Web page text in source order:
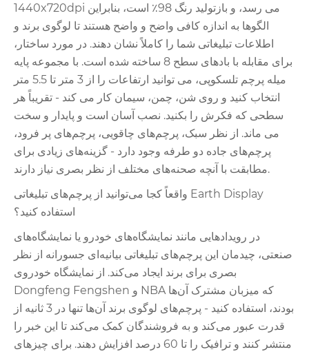
1440x720dpi می رسد، و بازتولید رنگ 98٪ است، بنابراین
الگوها به اندازه کافی واضح و واضح هستند تا لوگوی برند و
اطلاعات تبلیغاتی شما را کاملاً نشان دهند. در مورد ساختار،
برای مقابله با بادهای سطح 8 ساخته شده است. با مجموعه پایه
میله پرچم تلسکوپی، می توانید ارتفاعات را از 3 متر تا 5.5 متر
انتخاب کنید و روی شن، چمن، سیمان کار می کند - تقریباً هر
سطحی که فکرش را بکنید. نصب آسان است و پایدار و سخت
می ماند. از نظر سبک، پرچم‌های چاقویی، پرچم‌های پر فرود،
پرچم‌های جاده دو طرفه وجود دارد - گزینه‌های زیادی برای
مطابقت با آنچه صحنه‌های مختلف از نظر بصری نیاز دارند.
واقعاً کجا می‌توانید از پرچم‌های تبلیغاتی Earth Display
استفاده کنید؟
در رویدادهایی مانند نمایشگاه‌های خودرو یا نمایشگاه‌های
صنعتی، چیدمان این پرچم‌های تبلیغاتی بیانیه‌ای جسورانه از نظر
بصری برای برند ایجاد می‌کند. از نمایشگاه خودروی
Dongfeng Fengshen و NBA که میزبان مشترک آن‌ها
بودند، استفاده کنید - پرچم‌های لوگوی برند آن‌ها تنها در 3 ثانیه از
قدرت عبور می‌کند و به فروشندگان کمک می‌کند تا این خبر را
منتشر کنند و ترافیک را تا 60 درصد افزایش دهند. برای چیزهای